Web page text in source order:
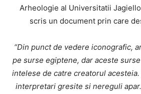
Arheologie al Universitatii
scris un document prin care
“Din punct de vedere iconografic,
pe surse egiptene, dar aceste
intelese de catre creatorul
interpretari gresite si nereguli